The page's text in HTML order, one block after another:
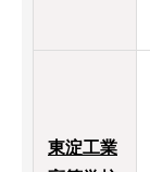
東淀工業